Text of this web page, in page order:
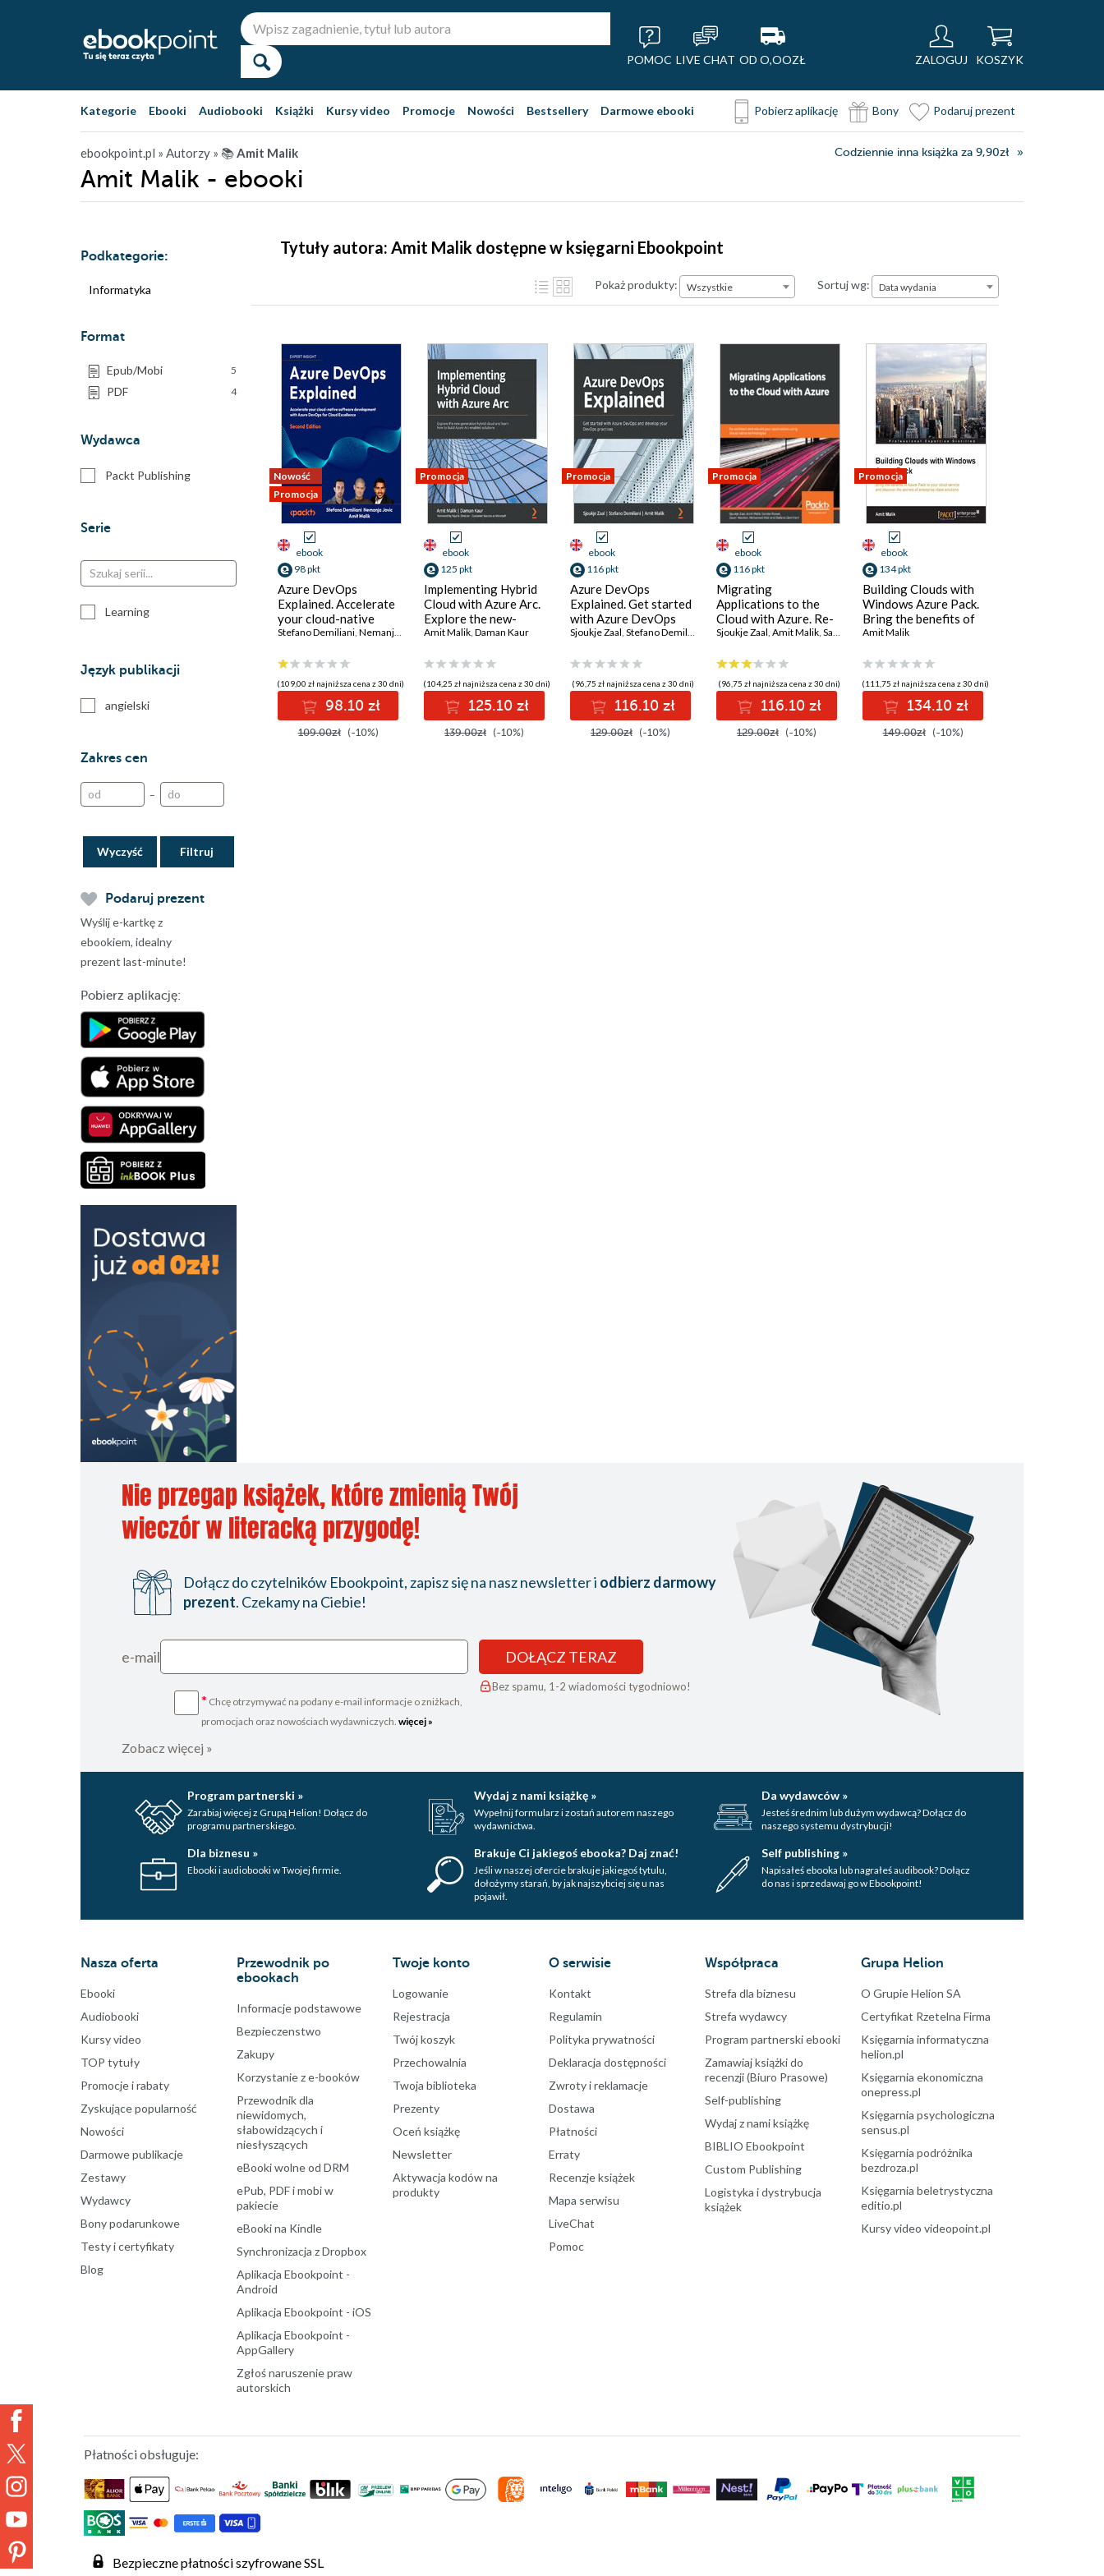
POMOC LIVE CHAT OD O,OOZŁ ZALOGUJ KOSZYK
Kategorie Ebooki Audiobooki Książki Kursy video Promocje Nowości Bestsellery Darmowe ebooki Pobierz aplikację Bony Podaruj prezent
ebookpoint.pl » Autorzy » 📚Amit Malik Codziennie inna książka za 9,90zł
Amit Malik - ebooki
Podkategorie:
Informatyka
Format
Epub/Mobi 5
PDF 4
Wydawca
Packt Publishing
Serie
Learning
Język publikacji
angielski
Zakres cen
–
Wyczyść
Podaruj prezent
Wyślij e-kartkę z
ebookiem, idealny
prezent last-minute!
Pobierz aplikację:
Tytuły autora: Amit Malik dostępne w księgarni Ebookpoint
Pokaż produkty: Wszystkie Sortuj wg:Data wydania
Data wydania
Nowość
Promocja
ebook
98 pkt
Azure DevOps
Explained. Accelerate
your cloud-native
software development
for Cloud Excellence -
Second Edition
Stefano Demiliani, Nemanja Jovic ,Amit Malik ,Prasad Gandham
(109,00 zł najniższa cena z 30 dni)
98.10 zł
109.00zł (-10%)
Promocja
ebook
125 pkt
Implementing Hybrid
Cloud with Azure Arc.
Explore the new-
generation hybrid
build Azure Arc-
enabled solutions
Amit Malik, Daman Kaur
(104,25 zł najniższa cena z 30 dni)
125.10 zł
139.00zł (-10%)
Promocja
ebook
116 pkt
Azure DevOps
Explained. Get started
with Azure DevOps
and develop your
Sjoukje Zaal, Stefano Demiliani Amit Malik
(96,75 zł najniższa cena z 30 dni)
116.10 zł
129.00zł (-10%)
Promocja
ebook
116 pkt
Migrating
Applications to the
Cloud with Azure. Re-
architect and rebuild
using cloud-native
technologies
Sjoukje Zaal, Amit Malik, Sander Rossel ,Jason Marston
(96,75 zł najniższa cena z 30 dni)
116.10 zł
129.00zł (-10%)
Promocja
ebook
134 pkt
Building Clouds with
Windows Azure Pack.
Bring the benefits of
Azure Pack to your
discover the secrets of
enterprise class
solutions
Amit Malik
(111,75 zł najniższa cena z 30 dni)
134.10 zł
149.00zł (-10%)
Nie przegap książek, które zmienią Twój
wieczór w literacką przygodę!
Dołącz do czytelników Ebookpoint, zapisz się na nasz newsletter i odbierz darmowy
prezent. Czekamy na Ciebie!
e-mail
* Chcę otrzymywać na podany e-mail informacje o zniżkach,
promocjach oraz nowościach wydawniczych. więcej »
DOŁĄCZ TERAZ
Bez spamu, 1-2 wiadomości tygodniowo!
Zobacz więcej »
Program partnerski »
Zarabiaj więcej z Grupą Helion! Dołącz do
programu partnerskiego.
Wydaj z nami książkę »
Wypełnij formularz i zostań autorem naszego
wydawnictwa.
Da wydawców »
Jesteś średnim lub dużym wydawcą? Dołącz do
naszego systemu dystrybucji!
Dla biznesu »
Ebooki i audiobooki w Twojej firmie.
Brakuje Ci jakiegoś ebooka? Daj znać!
Jeśli w naszej ofercie brakuje jakiegoś tytulu,
dołożymy starań, by jak najszybciej się u nas
pojawił.
Self publishing »
Napisałeś ebooka lub nagrałeś audibook? Dołącz
do nas i sprzedawaj go w Ebookpoint!
Nasza oferta
Ebooki
Audiobooki
Kursy video
TOP tytuły
Promocje i rabaty
Zyskujące popularność
Nowości
Darmowe publikacje
Zestawy
Wydawcy
Bony podarunkowe
Testy i certyfikaty
Blog
Przewodnik po
ebookach
Informacje podstawowe
Bezpieczenstwo
Zakupy
Korzystanie z e-booków
Przewodnik dla
niewidomych,
słabowidzących i
niesłyszących
eBooki wolne od DRM
ePub, PDF i mobi w
pakiecie
eBooki na Kindle
Synchronizacja z Dropbox
Aplikacja Ebookpoint -
Android
Aplikacja Ebookpoint - iOS
Aplikacja Ebookpoint -
AppGallery
Zgłoś naruszenie praw
autorskich
Twoje konto
Logowanie
Rejestracja
Twój koszyk
Przechowalnia
Twoja biblioteka
Prezenty
Oceń książkę
Newsletter
Aktywacja kodów na
produkty
O serwisie
Kontakt
Regulamin
Polityka prywatności
Deklaracja dostępności
Zwroty i reklamacje
Dostawa
Płatności
Erraty
Recenzje książek
Mapa serwisu
LiveChat
Pomoc
Współpraca
Strefa dla biznesu
Strefa wydawcy
Program partnerski ebooki
Zamawiaj książki do
recenzji (Biuro Prasowe)
Self-publishing
Wydaj z nami książkę
BIBLIO Ebookpoint
Custom Publishing
Logistyka i dystrybucja
książek
Grupa Helion
O Grupie Helion SA
Certyfikat Rzetelna Firma
Księgarnia informatyczna
helion.pl
Księgarnia ekonomiczna
onepress.pl
Księgarnia psychologiczna
sensus.pl
Księgarnia podróżnika
bezdroza.pl
Księgarnia beletrystyczna
editio.pl
Kursy video videopoint.pl
Płatności obsługuje:
Bezpieczne płatności szyfrowane SSL